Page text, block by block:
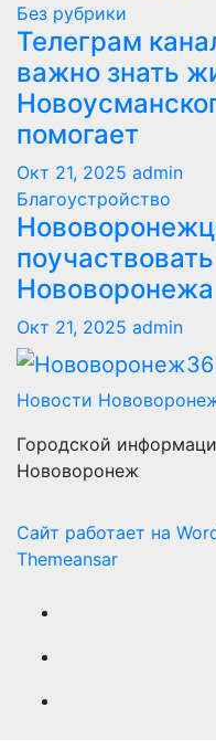
Без рубрики
Телеграм
важно знать
помогает
Окт 21, 2025 admin
Благоустройство
Нововоронежа
Окт 21, 2025 admin
Новости
Городской
Нововоронеж
Сайт работает на
Themeansar